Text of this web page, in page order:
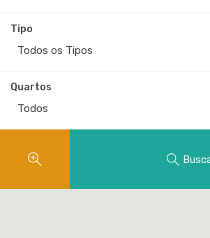
Tipo
Todos os Tipos
Quartos
Todos